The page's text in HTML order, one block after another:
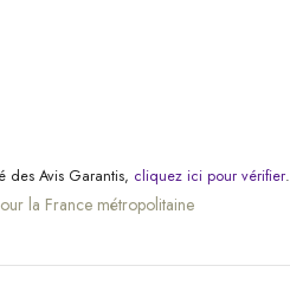
des Avis Garantis, cliquez ici pour vérifier.
la France métropolitaine